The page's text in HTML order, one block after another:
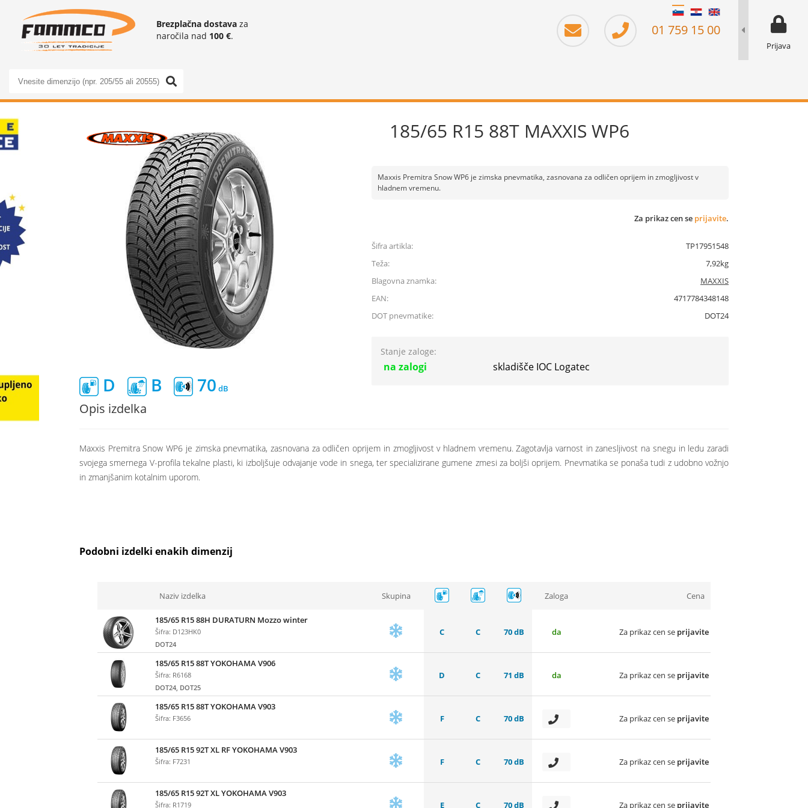
01 759 15 00
prikaz za
Prijava
Brezplačna dostava za
naročila nad 100 €.
185/65 R15 88T MAXXIS WP6
Maxxis Premitra Snow WP6 je zimska pnevmatika, zasnovana za odličen oprijem in zmogljivost v
hladnem vremenu.
Za prikaz cen se prijavite.
Šifra artikla:
TP17951548
Teža:
7,92kg
Blagovna znamka:
MAXXIS
EAN:
4717784348148
DOT pnevmatike:
DOT24
Stanje zaloge:
na zalogi skladišče IOC Logatec
D B 70
Opis izdelka
Maxxis Premitra Snow WP6 je zimska pnevmatika, zasnovana za odličen oprijem in zmogljivost v hladnem vremenu. Zagotavlja varnost in zanesljivost na snegu in ledu zaradi
svojega smernega V-profila tekalne plasti, ki izboljšuje odvajanje vode in snega, ter specializirane gumene zmesi za boljši oprijem. Pnevmatika se ponaša tudi z udobno vožnjo
in zmanjšanim kotalnim uporom.
Podobni izdelki enakih dimenzij
Naziv izdelka Skupina Zaloga Cena
185/65 R15 88H DURATURN Mozzo winter
Šifra: D123HK0
DOT24
C C 70 dB da Za prikaz cen se prijavite
185/65 R15 88T YOKOHAMA V906
Šifra: R6168
DOT24, DOT25
D C 71 dB da Za prikaz cen se prijavite
185/65 R15 88T YOKOHAMA V903
Šifra: F3656 F C 70 dB Za prikaz cen se prijavite
185/65 R15 92T XL RF YOKOHAMA V903
Šifra: F7231 F C 70 dB Za prikaz cen se prijavite
185/65 R15 92T XL YOKOHAMA V903
Šifra: R1719 E C 70 dB Za prikaz cen se prijavite